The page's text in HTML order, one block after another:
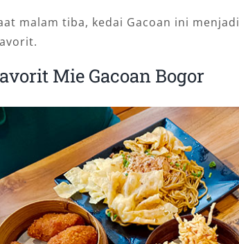
malam tiba, kedai Gacoan ini menjadi
Mie Gacoan Bogor